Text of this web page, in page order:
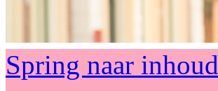
Spring naar inhoud